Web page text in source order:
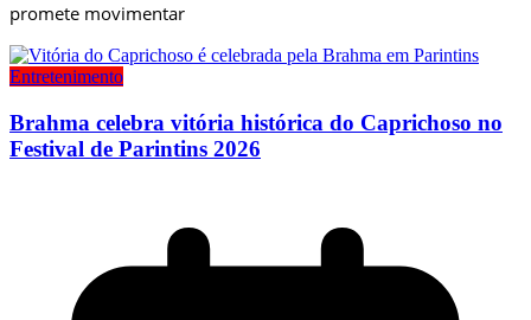
promete movimentar
Entretenimento
Brahma celebra vitória histórica do Caprichoso no
Festival de Parintins 2026